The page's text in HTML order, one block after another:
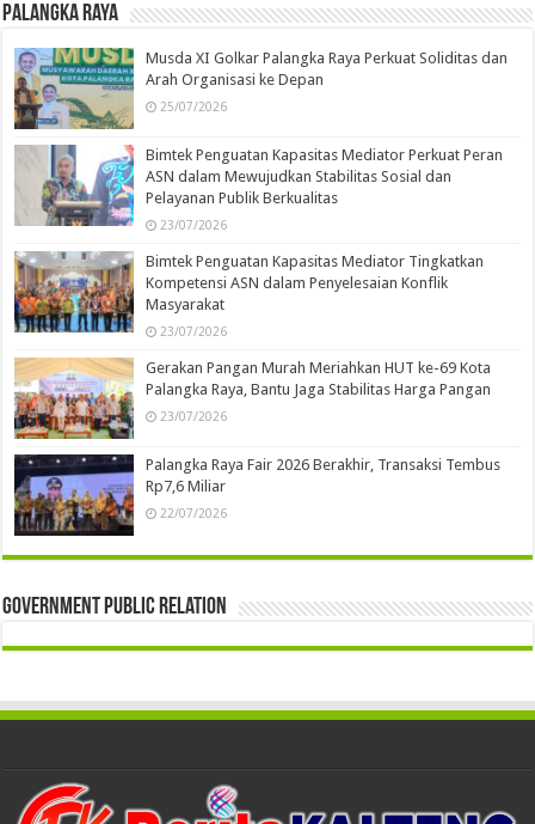
Palangka Raya
Musda XI Golkar Palangka Raya Perkuat Soliditas dan
Arah Organisasi ke Depan
25/07/2026
Bimtek Penguatan Kapasitas Mediator Perkuat Peran
ASN dalam Mewujudkan Stabilitas Sosial dan
Pelayanan Publik Berkualitas
23/07/2026
Bimtek Penguatan Kapasitas Mediator Tingkatkan
Kompetensi ASN dalam Penyelesaian Konflik
Masyarakat
23/07/2026
Gerakan Pangan Murah Meriahkan HUT ke-69 Kota
Palangka Raya, Bantu Jaga Stabilitas Harga Pangan
23/07/2026
Palangka Raya Fair 2026 Berakhir, Transaksi Tembus
Rp7,6 Miliar
22/07/2026
Government Public Relation